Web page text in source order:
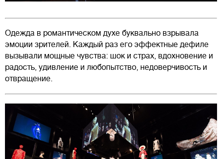
Одежда в романтическом духе буквально взрывала
эмоции зрителей. Каждый раз его эффектные дефиле
вызывали мощные чувства: шок и страх, вдохновение и
радость, удивление и любопытство, недоверчивость и
отвращение.